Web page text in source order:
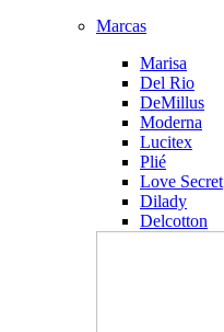
Marcas
Marisa
Del Rio
DeMillus
Moderna
Lucitex
Plié
Love Secret
Dilady
Delcotton